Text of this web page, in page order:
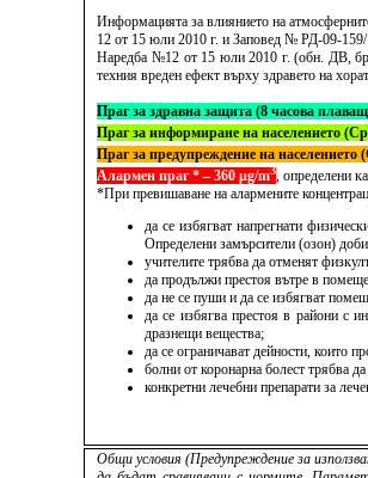
Информацията за влиянието на
12 от 15 юли 2010 г. и Заповед № РД-09-
Наредба №12 от 15 юли 2010 г. (обн. ДВ, бр.
техния вреден ефект върху здравето на
Праг за здравна защита (8 часова
Праг за информиране на населението
Праг за предупреждение на
Алармен праг * – 360 µg/m3, определени
*При превишаване на алармените
да се избягват напрегнати
Определени замърсители (озон)
учителите трябва да отменят
да продължи престоя вътре в
да не се пуши и да се избягват
да се избягва престоя в райони с
дразнещи вещества;
да се ограничават дейности, които
болни от коронарна болест трябва
конкретни лечебни препарати за
Общи условия (Предупреждение за